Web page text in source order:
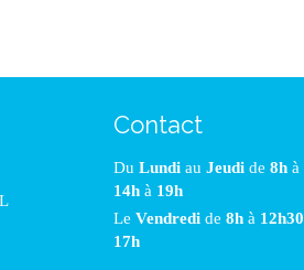
Contact
Du Lundiau Jeudide 8hà
14hà 19h
Le Vendredide 8hà 12h30
17h